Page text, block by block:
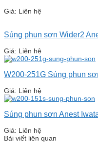
Giá: Liên hệ
Súng phun sơn Wider2
Giá: Liên hệ
W200-251G Súng phun
Giá: Liên hệ
Súng phun sơn Anest
Giá: Liên hệ
Bài viết liên quan